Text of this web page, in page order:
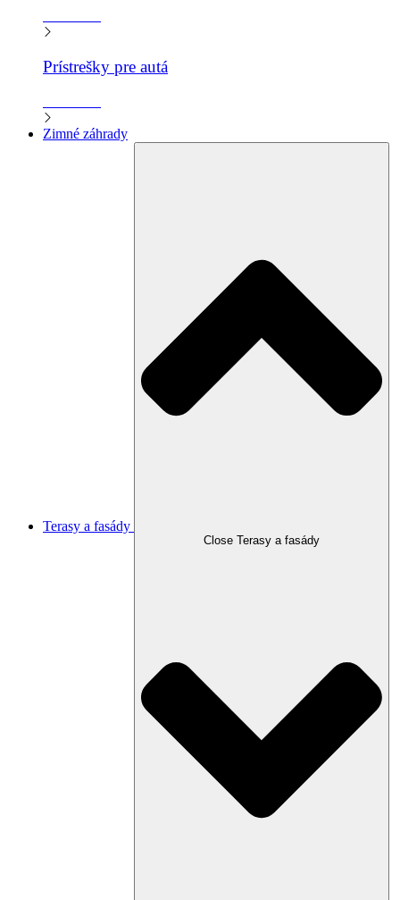
Prístrešky pre autá
Zimné záhrady
Terasy a fasády
Close Terasy a fasády